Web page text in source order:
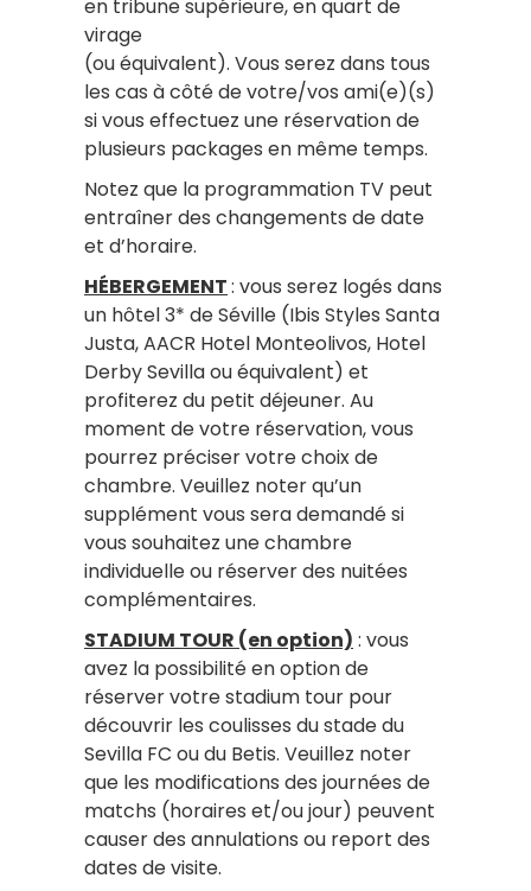
en tribune supérieure, en quart de
virage
(ou équivalent). Vous serez dans tous
les cas à côté de votre/vos ami(e)(s)
si vous effectuez une réservation de
plusieurs packages en même temps.
Notez que la programmation TV peut
entraîner des changements de date
et d’horaire.
HÉBERGEMENT: vous serez logés dans
un hôtel 3* de Séville (Ibis Styles Santa
Justa, AACR Hotel Monteolivos, Hotel
Derby Sevilla ou équivalent) et
profiterez du petit déjeuner. Au
moment de votre réservation, vous
pourrez préciser votre choix de
chambre. Veuillez noter qu’un
supplément vous sera demandé si
vous souhaitez une chambre
individuelle ou réserver des nuitées
complémentaires.
STADIUM TOUR (en option) : vous
avez la possibilité en option de
réserver votre stadium tour pour
découvrir les coulisses du stade du
Sevilla FC ou du Betis. Veuillez noter
que les modifications des journées de
matchs (horaires et/ou jour) peuvent
causer des annulations ou report des
dates de visite.